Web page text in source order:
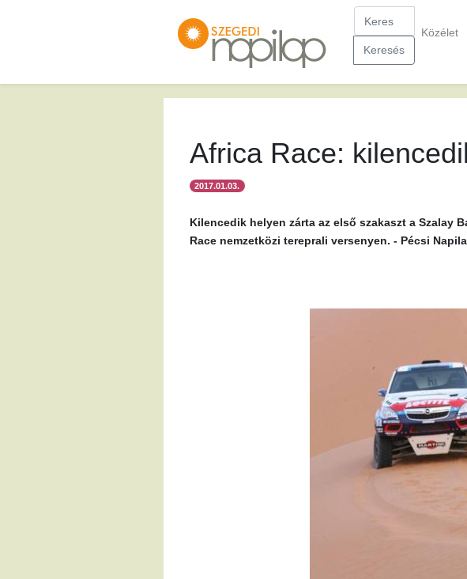
Keresés
Közélet
Africa Race:
2017.01.03.
Kilencedik helyen zárta az első szakaszt a Szalay
Race nemzetközi tereprali versenyen. - Pécsi